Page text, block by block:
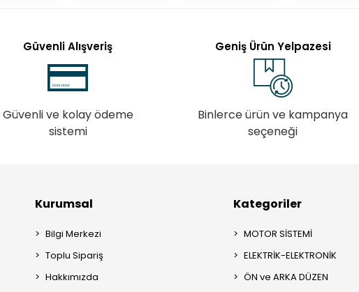
Güvenli Alışveriş
Güvenli ve kolay ödeme
sistemi
Geniş Ürün Yelpazesi
Binlerce ürün ve kampanya
seçeneği
Kurumsal
Bilgi Merkezi
Toplu Sipariş
Hakkımızda
Kategoriler
MOTOR SİSTEMİ
ELEKTRİK-ELEKTRONİK
ÖN ve ARKA DÜZEN